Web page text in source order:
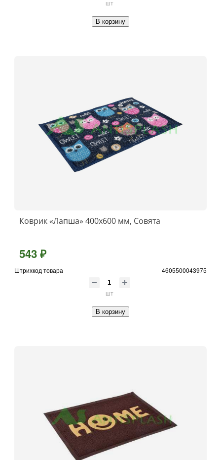
шт
В корзину
Коврик «Лапша» 400x600 мм, Совята
543 ₽
Штрихкод товара 4605500043975
шт
В корзину